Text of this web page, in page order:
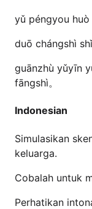
yǔ péngyou huò
duō chángshì
guānzhù yǔyīn
fāngshì。
Indonesian
Simulasikan
keluarga.
Cobalah untuk
Perhatikan